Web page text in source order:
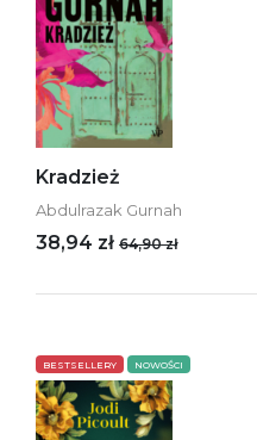
Kradzież
Abdulrazak Gurnah
38,94 zł 64,90 zł
BESTSELLERY NOWOŚCI